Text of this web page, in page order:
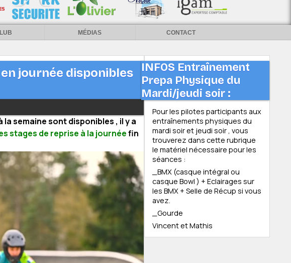
MÉDIAS CONTACT
INFOS Entraînement
Prepa Physique du
Mardi/jeudi soir :
Pour les pilotes participants aux
entraînements physiques du
mardi soir et jeudi soir , vous
trouverez dans cette rubrique
le matériel nécessaire pour les
séances :
_BMX (casque intégral ou
casque Bowl ) + Eclairages sur
les BMX + Selle de Récup si vous
avez.
_Gourde
Vincent et Mathis
journée disponibles
la semaine sont disponibles , il y a
stages de reprise à la journéefin